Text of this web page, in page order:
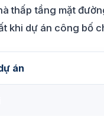
thấp tầng mặt
khi dự án công bố
án